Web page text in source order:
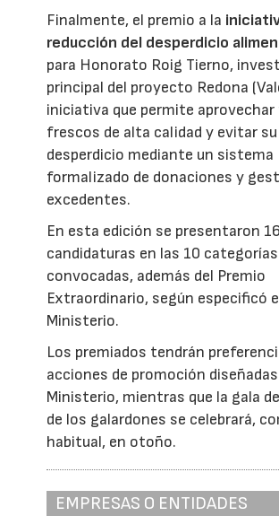
Finalmente, el premio a la
reducción del desperdicio
para Honorato Roig Tierno,
principal del proyecto Redona
iniciativa que permite
frescos de alta calidad y evitar su
desperdicio mediante un sistema
formalizado de donaciones y
excedentes.
En esta edición se presentaron
candidaturas en las 10 categorías
convocadas, además del Premio
Extraordinario, según especificó
Ministerio.
Los premiados tendrán
acciones de promoción
Ministerio, mientras que la gala
de los galardones se celebrará,
habitual, en otoño.
EMPRESAS O ENTIDADES